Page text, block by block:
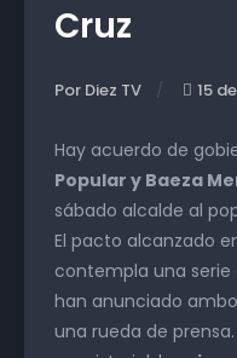
Cruz
Por Diez TV 15
Hay acuerdo de
Popular y Baeza
sábado alcalde al
El pacto alcanzado
contempla una serie
han anunciado
una rueda de